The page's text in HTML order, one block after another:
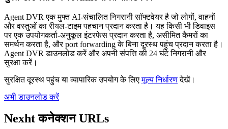
Agent DVR एक मुफ्त AI-संचालित निगरानी सॉफ्टवेयर है जो लोगों, वाहनों
और वस्तुओं का रीयल-टाइम पहचान प्रदान करता है। यह किसी भी डिवाइस
पर एक उपयोगकर्ता-अनुकूल इंटरफेस प्रदान करता है, असीमित कैमरों का
समर्थन करता है, और port forwarding के बिना दूरस्थ पहुंच प्रदान करता है।
Agent DVR डाउनलोड करें और अपनी संपत्ति की 24 घंटे निगरानी और
सुरक्षा करें।
सुरक्षित दूरस्थ पहुंच या व्यापारिक उपयोग के लिएमूल्य निर्धारणदेखें।
अभी डाउनलोड करें
Nexht कनेक्शन URLs